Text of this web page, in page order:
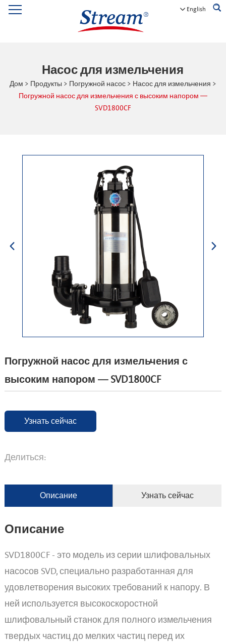
English
Насос для измельчения
Дом > Продукты > Погружной насос > Насос для измельчения >
Погружной насос для измельчения с высоким напором —
SVD1800CF
Погружной насос для измельчения с
высоким напором — SVD1800CF
Узнать сейчас
Делиться:
Описание Узнать сейчас
Описание
SVD1800CF - это модель из серии шлифовальных
насосов SVD, специально разработанная для
удовлетворения высоких требований к напору. В
ней используется высокоскоростной
шлифовальный станок для полного измельчения
твердых частиц до мелких частиц перед их